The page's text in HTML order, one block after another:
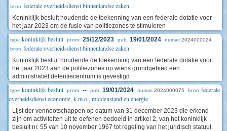
bron federale overheidsdienst binnenlandse zaken
Koninklijk besluit houdende de toekenning van een federale dotatie voor
het jaar 2023 om de fusie van politiezones te stimuleren
type koninklijk besluit prom. 25/12/2023 pub. 19/01/2024 numac 2024000024
bron federale overheidsdienst binnenlandse zaken
Koninklijk besluit houdende de toekenning van een federale dotatie voor
het jaar 2023 aan de politiezones op wiens grondgebied een
administratief detentiecentrum is gevestigd
type koninklijk besluit prom. -- pub. 19/01/2024 numac 2024000075 bron federale
overheidsdienst economie, k.m.o., middenstand en energie
Lijst der vennootschappen op datum van 31 december 2023 die erkend
zijn om activiteiten uit te oefenen bedoeld in artikel 2, van het koninklijk
besluit nr. 55 van 10 november 1967 tot regeling van het juridisch statuut